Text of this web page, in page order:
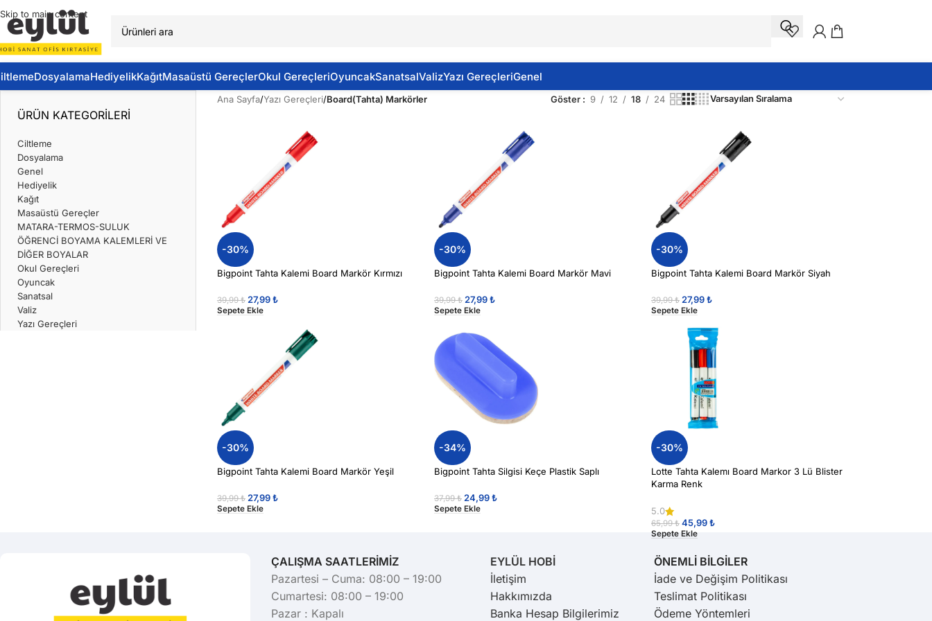
Skip to main content
DosyalamaHediyelikKağıtMasaüstü GereçlerOkul GereçleriOyuncakSanatsalValizYazı GereçleriGenel
ÜRÜN KATEGORILERI
Ciltleme
Dosyalama
Genel
Hediyelik
Kağıt
Masaüstü Gereçler
MATARA-TERMOS-SULUK
ÖĞRENCİ BOYAMA KALEMLERİ VE
DİĞER BOYALAR
Okul Gereçleri
Oyuncak
Sanatsal
Valiz
Yazı Gereçleri
Ana Sayfa/Yazı Gereçleri/Board(Tahta) Markörler Göster 9 12 18 24
-30%
Bigpoint Tahta Kalemi Board Markör Kırmızı
39,99₺ 27,99₺
Sepete Ekle
-30%
Bigpoint Tahta Kalemi Board Markör Mavi
39,99₺ 27,99₺
Sepete Ekle
-30%
Bigpoint Tahta Kalemi Board Markör Siyah
39,99₺ 27,99₺
Sepete Ekle
-30%
Bigpoint Tahta Kalemi Board Markör Yeşil
39,99₺ 27,99₺
Sepete Ekle
-34%
Bigpoint Tahta Silgisi Keçe Plastik Saplı
37,99₺ 24,99₺
Sepete Ekle
-30%
Lotte Tahta Kalemı Board Markor 3 Lü Blister
Karma Renk
5.0
65,99₺ 45,99₺
Sepete Ekle
ÇALIŞMA SAATLERİMİZ
Pazartesi – Cuma: 08:00 – 19:00
Cumartesi: 08:00 – 19:00
Pazar : Kapalı
EYLÜL HOBİ
İletişim
Hakkımızda
Banka Hesap Bilgilerimiz
ÖNEMLİ BİLGİLER
İade ve Değişim Politikası
Teslimat Politikası
Ödeme Yöntemleri